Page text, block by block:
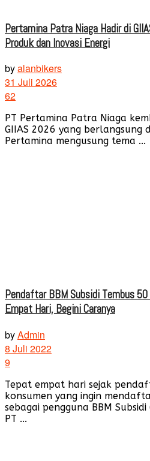
Pertamina Patra Niaga Hadir di
Produk dan Inovasi Energi
byalanbikers
31 Juli 2026
62
PT Pertamina Patra Niaga
GIIAS 2026 yang berlangsung
Pertamina mengusung tema ...
Pendaftar BBM Subsidi Tembus 50
Empat Hari, Begini Caranya
byAdmin
8 Juli 2022
9
Tepat empat hari sejak
konsumen yang ingin
sebagai pengguna BBM
PT ...